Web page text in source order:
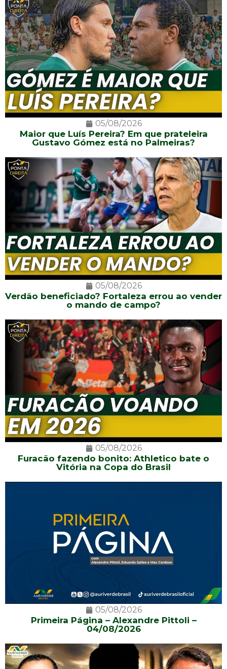
05/08/2026
Maior que Luís Pereira? Em que prateleira
Gustavo Gómez está no Palmeiras?
05/08/2026
Verdão beneficiado? Fortaleza errou ao vender
o mando de campo?
05/08/2026
Furacão fazendo bonito: Athletico bate o
Vitória na Copa do Brasil
05/08/2026
Primeira Página – Alexandre Pittoli –
04/08/2026